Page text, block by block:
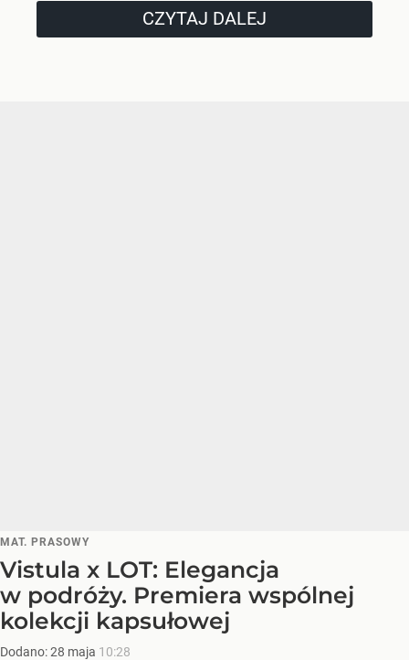
CZYTAJ DALEJ
MAT. PRASOWY
Vistula x LOT: Elegancja
w podróży. Premiera wspólnej
kolekcji kapsułowej
Dodano:28 maja 10:28